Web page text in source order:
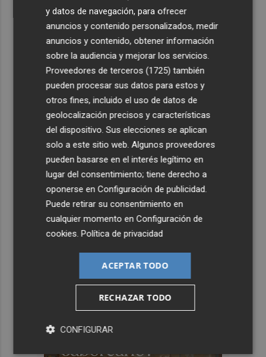
y datos de navegación, para ofrecer
anuncios y contenido personalizados, medir
anuncios y contenido, obtener información
sobre la audiencia y mejorar los servicios.
Proveedores de terceros (1725) también
pueden procesar sus datos para estos y
otros fines, incluido el uso de datos de
geolocalización precisos y características
del dispositivo. Sus elecciones se aplican
solo a este sitio web. Algunos proveedores
pueden basarse en el interés legítimo en
lugar del consentimiento; tiene derecho a
oponerse enConfiguración de publicidad
Puede retirar su consentimiento en
cualquier momento enConfiguración de
cookies .Política de privacidad
ACEPTAR TODO
RECHAZAR TODO
CONFIGURAR